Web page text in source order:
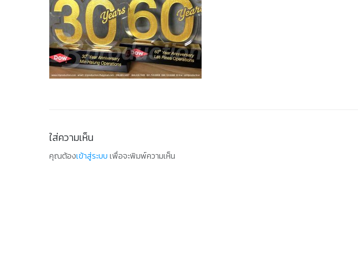
ใส่ความเห็น
คุณต้องเข้าสู่ระบบ เพื่อจะพิมพ์ความเห็น